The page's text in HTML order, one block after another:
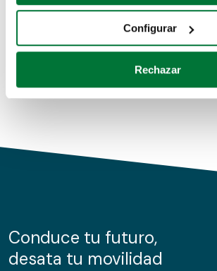
Recopilar información sobre su
Identificar su dispositivo
para buscar características
Obtenga más información sobre cómo
de cookies.
información sobre el uso que haga del
nuestros partners de redes sociales,
Configurar
Rechazar
Coches de km0
Conduce tu futuro,
desata tu movilidad